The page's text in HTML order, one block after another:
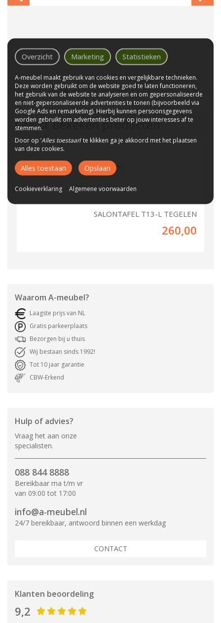
Laatst bekeken producten
SALONTAFEL T13-L TEGELEN
260,00
Waarom A-meubel?
Laagste prijs van NL
Gratis parkeerplaats
Bezorgen bij u thuis
Wij bestaan sinds 1992!
Tot 10 jaar garantie
CBW-Erkend
Hulp of advies?
Vraag het aan onze
specialisten.
088 844 8888
Bereikbaar ma t/m vr
van 09:00 tot 17:00
info@a-meubel.nl
24/7 bereikbaar, antwoord binnen een werkdag
CONTACT
Klanten beoordeling
9,2
Overzicht Marketing Statistieken
A-meubel maakt gebruik van cookies en vergelijkbare technieken.
Deze worden gebruikt om de website goed te laten functioneren,
het gebruik van de website te analyseren en om gepersonaliseerde
en niet-gepersonaliseerde advertenties te tonen (bijvoorbeeld via
Google Ads en remarketing). Hierbij kunnen persoonsgegevens
worden gebruikt om advertenties beter op jouw interesses af te
stemmen.
Door op ‘Alles toestaan’ te klikken ga je akkoord met het plaatsen
van deze cookies.
Alles toestaan Opslaan
Cookieverklaring Algemene voorwaarden